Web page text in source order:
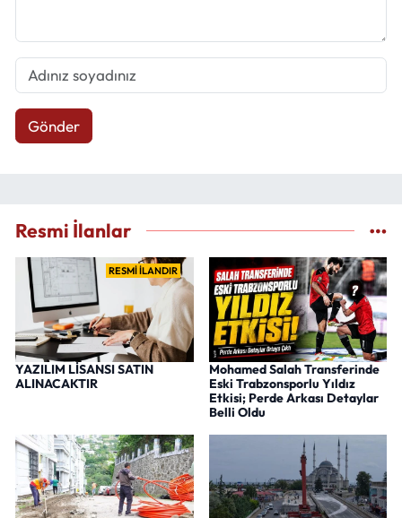
Gönder
Resmi İlanlar
RESMİ İLANDIR
YAZILIM LİSANSI SATIN
ALINACAKTIR
Mohamed Salah Transferinde
Eski Trabzonsporlu Yıldız
Etkisi; Perde Arkası Detaylar
Belli Oldu